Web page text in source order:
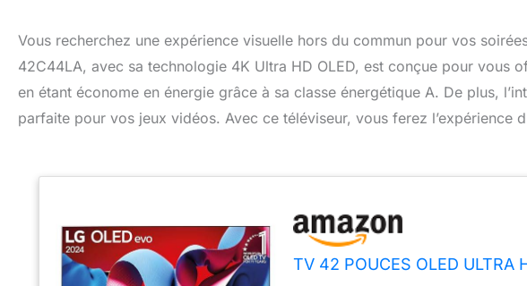
Vous recherchez une expérience visuelle hors du commun pour vos
42C44LA, avec sa technologie 4K Ultra HD OLED, est conçue pour vous
en étant économe en énergie grâce à sa classe énergétique A. De plus,
parfaite pour vos jeux vidéos. Avec ce téléviseur, vous ferez l’expérience
TV 42 POUCES OLED